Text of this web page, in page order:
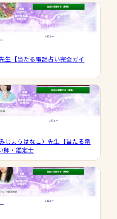
生【当たる電話占い完全ガイ
じょうはなこ）先生【当たる電
師・鑑定士